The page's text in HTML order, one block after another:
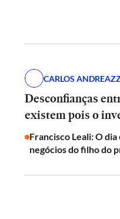
CARLOS
Desconfianças
existem pois o
Francisco Leali: O
negócios do filho do